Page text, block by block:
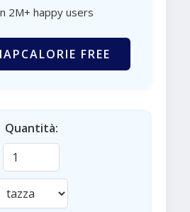
2M+ happy users
FREE
Quantità: